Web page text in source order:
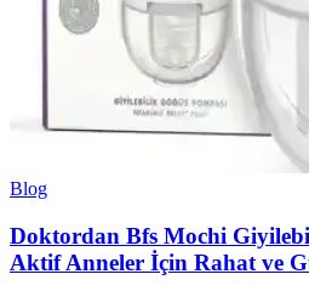
Blog
Doktordan Bfs Mochi
Aktif Anneler İçin Rahat ve